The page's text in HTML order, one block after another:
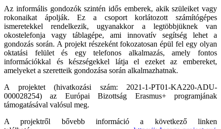
Az informális gondozók szintén idős emberek, akik szüleiket vagy
rokonaikat ápolják. Ez a csoport korlátozott számítógépes
ismeretekkel rendelkezik, ugyanakkor a legtöbbjüknek van
okostelefonja vagy táblagépe, ami innovatív segítség lehet a
gondozás során. A projekt részeként fokozatosan épül fel egy olyan
oktatási felület és egy telefonos alkalmazás, amely fontos
információkkal és készségekkel látja el ezeket az embereket,
amelyeket a szeretteik gondozása során alkalmazhatnak.
A projektet (hivatkozási szám: 2021-1-PT01-KA220-ADU-
000028254) az Európai Bizottság Erasmus+ programjának
támogatásával valósul meg.
A projektről bővebb információ a következő linken